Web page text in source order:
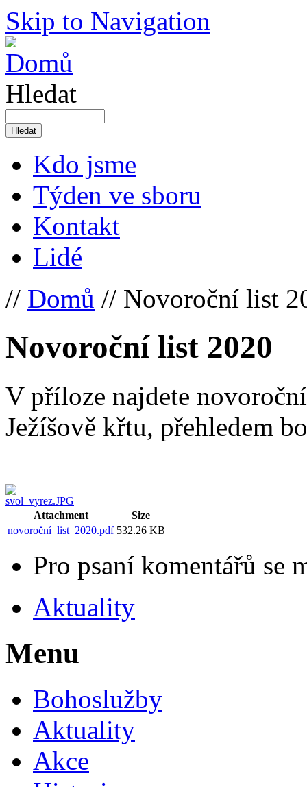
Skip to Navigation
Hledat
Kdo jsme
Týden ve sboru
Kontakt
Lidé
// Domů // Novoroční list
Novoroční list 2020
V příloze najdete
Ježíšově křtu, přehledem
Attachment
Size
novoroční_list_2020.pdf 532.26 KB
Pro psaní komentářů se
Aktuality
Menu
Bohoslužby
Aktuality
Akce